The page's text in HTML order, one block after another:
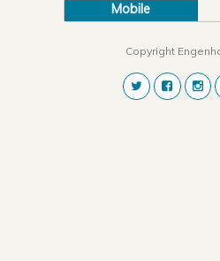
Mobile
Copyright